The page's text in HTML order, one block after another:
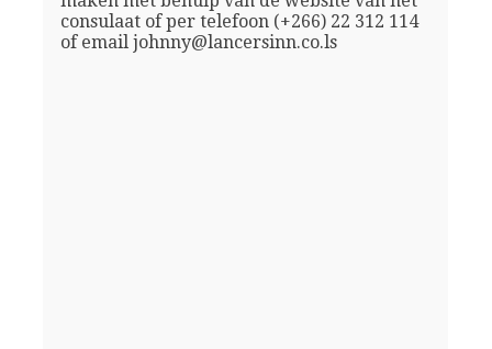
consulaat of per telefoon (+266) 22 312 114
of email johnny@lancersinn.co.ls